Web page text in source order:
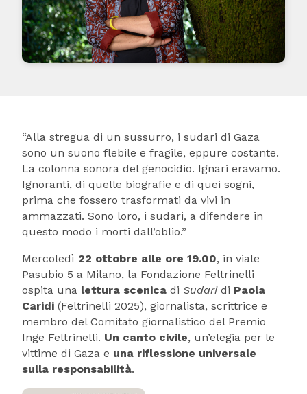
“Alla stregua di un sussurro, i sudari di Gaza
sono un suono flebile e fragile, eppure costante.
La colonna sonora del genocidio. Ignari eravamo.
Ignoranti, di quelle biografie e di quei sogni,
prima che fossero trasformati da vivi in
ammazzati. Sono loro, i sudari, a difendere in
questo modo i morti dall’oblio.”
Mercoledì 22 ottobre alle ore 19.00, in viale
Pasubio 5 a Milano, la Fondazione Feltrinelli
ospita una lettura scenica di Sudari di Paola
Caridi (Feltrinelli 2025), giornalista, scrittrice e
membro del Comitato giornalistico del Premio
Inge Feltrinelli. Un canto civile, un’elegia per le
vittime di Gaza e una riflessione universale
sulla responsabilità.